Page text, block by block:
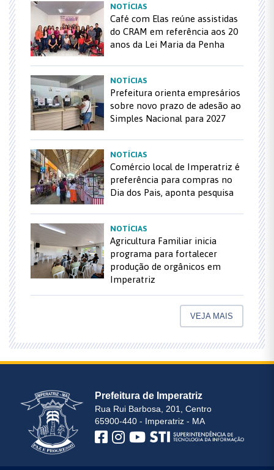
NOTÍCIAS
Café com Elas reúne assistidas
do CRAM em referência aos 20
anos da Lei Maria da Penha
NOTÍCIAS
Prefeitura orienta empresários
sobre novo prazo de adesão ao
Simples Nacional para 2027
NOTÍCIAS
Comércio local de Imperatriz é
preferência para compras no
Dia dos Pais, aponta pesquisa
NOTÍCIAS
Agricultura Familiar inicia
programa para fortalecer
produção de orgânicos em
Imperatriz
VEJA MAIS
Prefeitura de Imperatriz
Rua Rui Barbosa, 201, Centro
65900-440 - Imperatriz - MA